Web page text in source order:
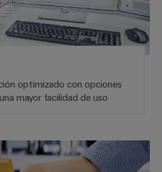
optimizado con opciones
mayor facilidad de uso
Señalizadores